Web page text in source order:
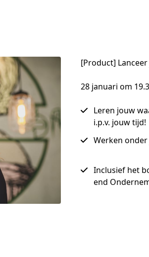
[Product]
28 januari om
Leren jouw
i.p.v. jouw tijd!
Werken
Inclusief het
end